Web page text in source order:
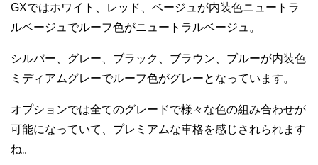
GXではホワイト、レッド、ベージュが内装色ニュートラ
ルベージュでルーフ色がニュートラルベージュ。
シルバー、グレー、ブラック、ブラウン、ブルーが内装色
ミディアムグレーでルーフ色がグレーとなっています。
オプションでは全てのグレードで様々な色の組み合わせが
可能になっていて、プレミアムな車格を感じされられます
ね。